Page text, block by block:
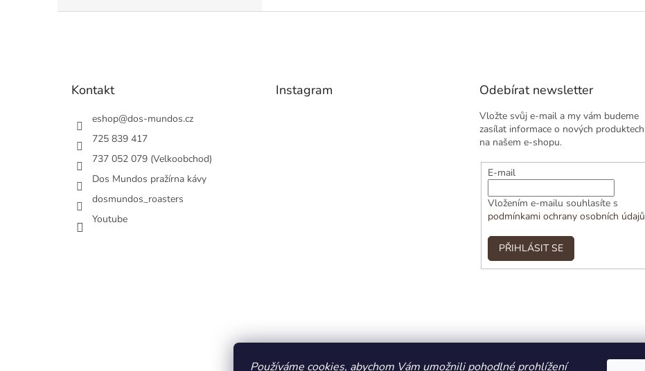
Používáme cookies, abychom Vám umožnili pohodlné prohlížení
Kontakt
eshop@dos-mundos.cz
725 839 417
737 052 079 (Velkoobchod)
Dos Mundos pražírna kávy
dosmundos_roasters
Youtube
Instagram Odebírat newsletter
Vložte svůj e-mail a my vám budeme
zasílat informace o nových produktech
na našem e-shopu.
E-mail
Vložením e-mailu souhlasíte s
podmínkami ochrany osobních údajů
PŘIHLÁSIT SE